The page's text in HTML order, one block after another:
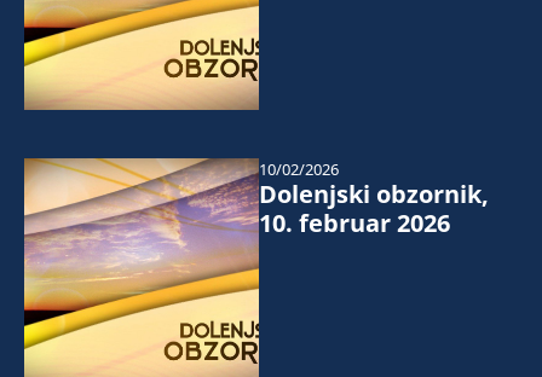
Dolenjski obzornik,
10. februar 2026
10/02/2026